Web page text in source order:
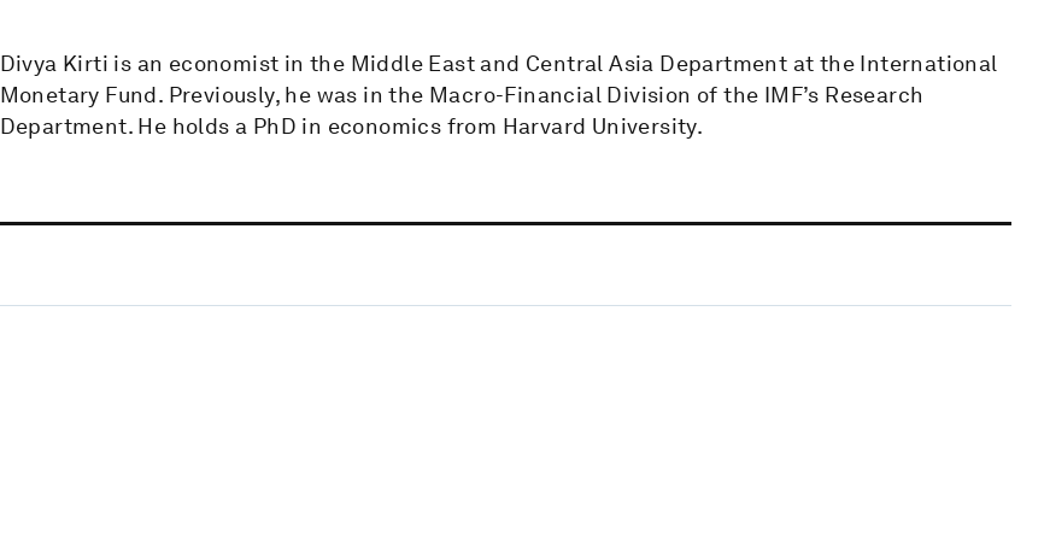
Divya Kirti is an economist in the Middle East and Central Asia Department at the International
Monetary Fund. Previously, he was in the Macro-Financial Division of the IMF’s Research
Department. He holds a PhD in economics from Harvard University.